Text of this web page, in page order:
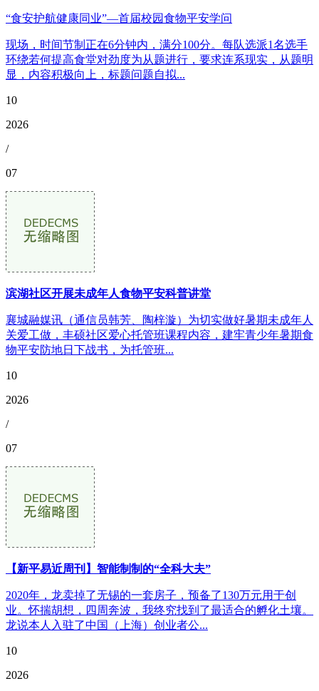
“食安护航健康同业”—首届校园食物平安学问
现场，时间节制正在6分钟内，满分100分。每队选派1名选手
环绕若何提高食堂对劲度为从题进行，要求连系现实，从题明
显，内容积极向上，标题问题自拟...
10
2026
/
07
滨湖社区开展未成年人食物平安科普讲堂
襄城融媒讯（通信员韩芳、陶梓漩）为切实做好暑期未成年人
关爱工做，丰硕社区爱心托管班课程内容，建牢青少年暑期食
物平安防地日下战书，为托管班...
10
2026
/
07
【新平易近周刊】智能制制的“全科大夫”
2020年，龙卖掉了无锡的一套房子，预备了130万元用于创
业。怀揣胡想，四周奔波，我终究找到了最适合的孵化土壤。
龙说本人入驻了中国（上海）创业者公...
10
2026